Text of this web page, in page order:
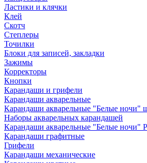
Ластики и клячки
Клей
Скотч
Степлеры
Точилки
Блоки для записей, закладки
Зажимы
Корректоры
Кнопки
Карандаши и грифели
Карандаши акварельные
Карандаши акварельные "Белые ночи"
Наборы акварельных карандашей
Карандаши акварельные "Белые ночи"
Карандаши графитные
Грифели
Карандаши механические